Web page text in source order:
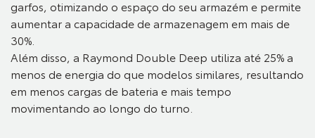
garfos, otimizando o espaço do seu armazém e permite
aumentar a capacidade de armazenagem em mais de
30%.
Além disso, a Raymond Double Deep utiliza até 25% a
menos de energia do que modelos similares, resultando
em menos cargas de bateria e mais tempo
movimentando ao longo do turno.